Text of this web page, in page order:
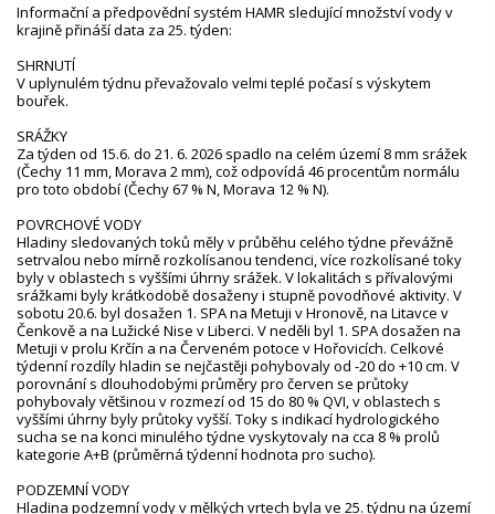
Informační a předpovědní systém HAMR sledující množství vody v
krajině přináší data za 25. týden:
SHRNUTÍ
V uplynulém týdnu převažovalo velmi teplé počasí s výskytem
bouřek.
SRÁŽKY
Za týden od 15.6. do 21. 6. 2026 spadlo na celém území 8 mm srážek
(Čechy 11 mm, Morava 2 mm), což odpovídá 46 procentům normálu
pro toto období (Čechy 67 % N, Morava 12 % N).
POVRCHOVÉ VODY
Hladiny sledovaných toků měly v průběhu celého týdne převážně
setrvalou nebo mírně rozkolísanou tendenci, více rozkolísané toky
byly v oblastech s vyššími úhrny srážek. V lokalitách s přívalovými
srážkami byly krátkodobě dosaženy i stupně povodňové aktivity. V
sobotu 20.6. byl dosažen 1. SPA na Metuji v Hronově, na Litavce v
Čenkově a na Lužické Nise v Liberci. V neděli byl 1. SPA dosažen na
Metuji v profilu Krčín a na Červeném potoce v Hořovicích. Celkové
týdenní rozdíly hladin se nejčastěji pohybovaly od -20 do +10 cm. V
porovnání s dlouhodobými průměry pro červen se průtoky
pohybovaly většinou v rozmezí od 15 do 80 % QVI, v oblastech s
vyššími úhrny byly průtoky vyšší. Toky s indikací hydrologického
sucha se na konci minulého týdne vyskytovaly na cca 8 % profilů
kategorie A+B (průměrná týdenní hodnota pro sucho).
PODZEMNÍ VODY
Hladina podzemní vody v mělkých vrtech byla ve 25. týdnu na území